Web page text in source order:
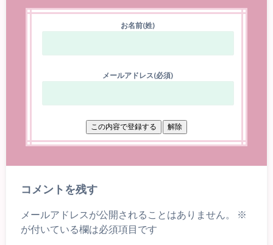
お名前(姓)
メールアドレス(必須)
コメントを残す
メールアドレスが公開されることはありません。
※
が付いている欄は必須項目です